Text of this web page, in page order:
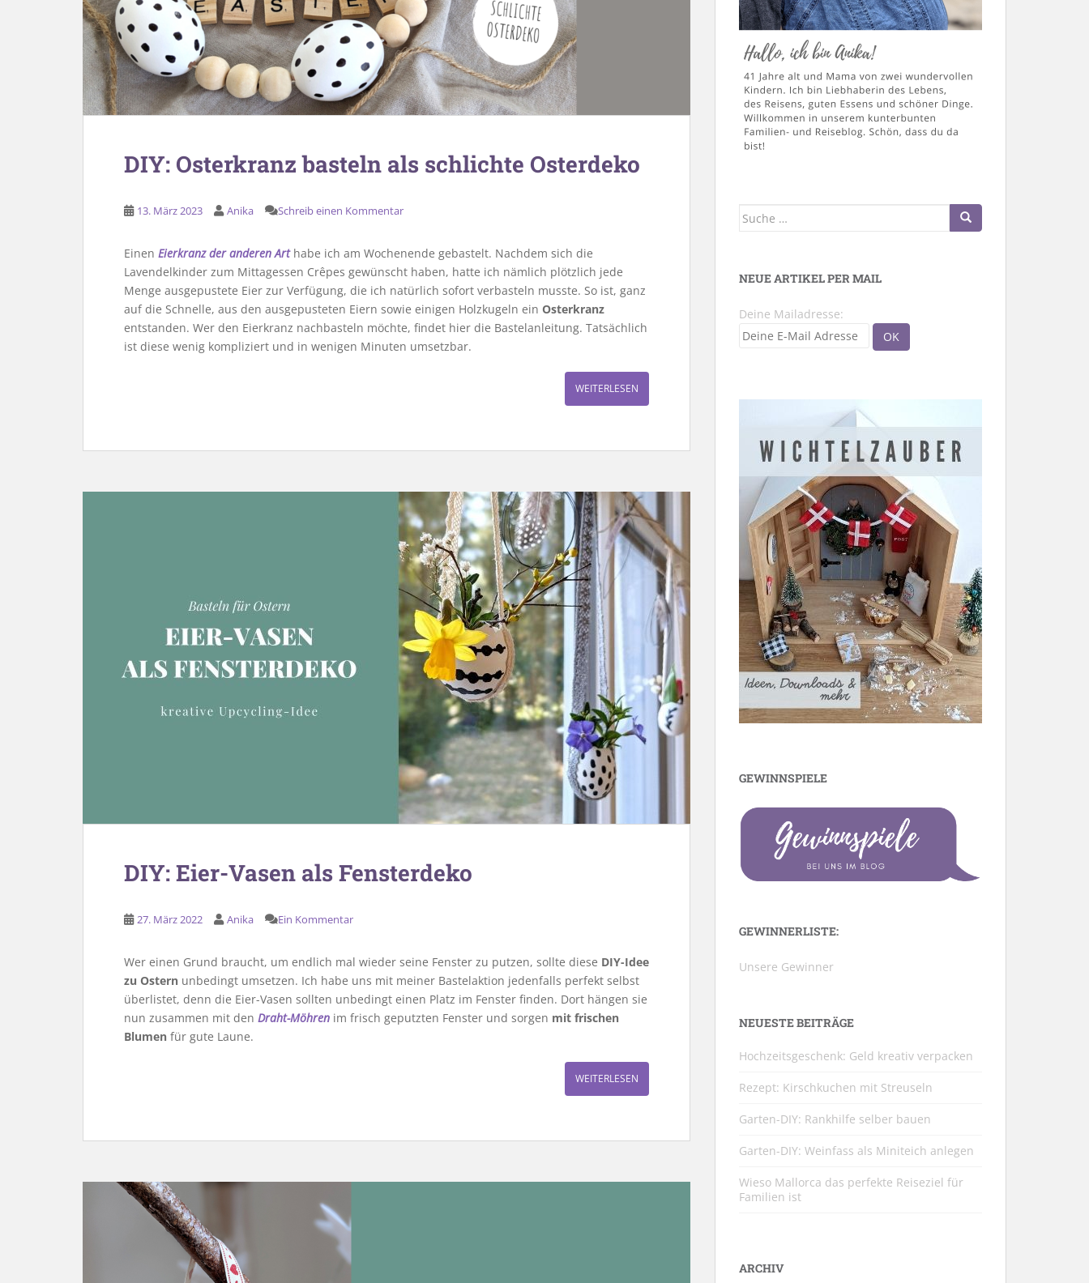
DIY: Osterkranz basteln als schlichte Osterdeko
13. März 2023 Anika Schreib einen Kommentar
Einen Eierkranz der anderen Arthabe ich am Wochenende gebastelt. Nachdem sich die
Lavendelkinder zum Mittagessen Crêpes gewünscht haben, hatte ich nämlich plötzlich jede
Menge ausgepustete Eier zur Verfügung, die ich natürlich sofort verbasteln musste. So ist, ganz
auf die Schnelle, aus den ausgepusteten Eiern sowie einigen Holzkugeln ein Osterkranz
entstanden. Wer den Eierkranz nachbasteln möchte, findet hier die Bastelanleitung. Tatsächlich
ist diese wenig kompliziert und in wenigen Minuten umsetzbar.
WEITERLESEN
DIY: Eier-Vasen als Fensterdeko
27. März 2022 Anika Ein Kommentar
Wer einen Grund braucht, um endlich mal wieder seine Fenster zu putzen, sollte diese DIY-Idee
zu Ostern unbedingt umsetzen. Ich habe uns mit meiner Bastelaktion jedenfalls perfekt selbst
überlistet, denn die Eier-Vasen sollten unbedingt einen Platz im Fenster finden. Dort hängen sie
nun zusammen mit den Draht-Möhren im frisch geputzten Fenster und sorgen mit frischen
Blumen für gute Laune.
WEITERLESEN
Suche
NEUE ARTIKEL PER MAIL
Deine Mailadresse:
GEWINNSPIELE
GEWINNERLISTE:
Unsere Gewinner
NEUESTE BEITRÄGE
Hochzeitsgeschenk: Geld kreativ verpacken
Rezept: Kirschkuchen mit Streuseln
Garten-DIY: Rankhilfe selber bauen
Garten-DIY: Weinfass als Miniteich anlegen
Wieso Mallorca das perfekte Reiseziel für
Familien ist
ARCHIV